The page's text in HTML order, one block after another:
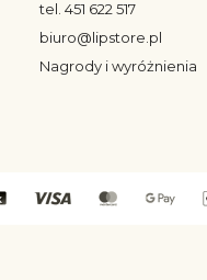
tel. 451 622 517
biuro@lipstore.pl
Nagrody i wyróżnienia